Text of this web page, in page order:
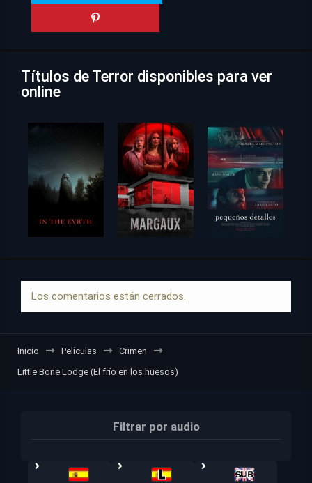
Títulos de Terror disponibles para ver
online
Los comentarios están cerrados.
Inicio Películas
Crimen
Little Bone Lodge (El frío en los huesos)
Filtrar por audio